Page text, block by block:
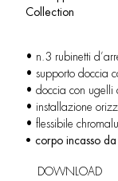
Collection
• n.3 rubinetti
• supporto doccia
• doccia con ugelli
• installazione
• flessibile
• corpo incasso
DOWNLOAD